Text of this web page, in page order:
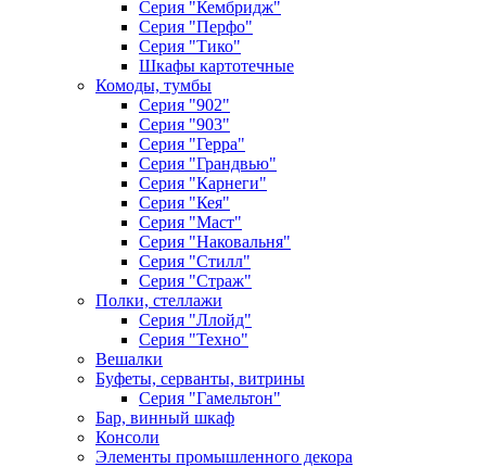
Серия "Кембридж"
Серия "Перфо"
Серия "Тико"
Шкафы картотечные
Комоды, тумбы
Серия "902"
Серия "903"
Серия "Герра"
Серия "Грандвью"
Серия "Карнеги"
Серия "Кея"
Серия "Маст"
Серия "Наковальня"
Серия "Стилл"
Серия "Страж"
Полки, стеллажи
Серия "Ллойд"
Серия "Техно"
Вешалки
Буфеты, серванты, витрины
Серия "Гамельтон"
Бар, винный шкаф
Консоли
Элементы промышленного декора